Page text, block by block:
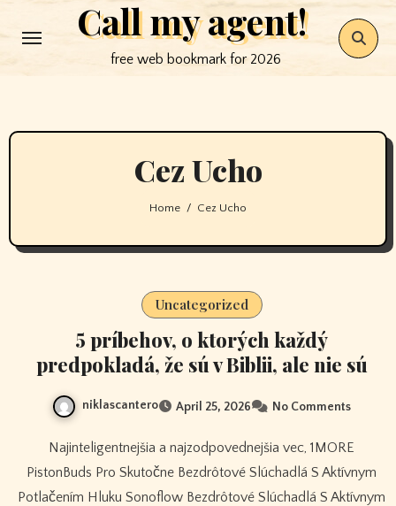
to
Call my agent!
free web bookmark for 2026
Cez Ucho
Home Cez Ucho
Uncategorized
5 príbehov, o ktorých každý
predpokladá, že sú v Biblii, ale nie sú
niklascantero April 25, 2026 No Comments
Najinteligentnejšia a najzodpovednejšia vec, 1MORE
PistonBuds Pro Skutočne Bezdrôtové Slúchadlá S Aktívnym
Potlačením Hluku Sonoflow Bezdrôtové Slúchadlá S Aktívnym